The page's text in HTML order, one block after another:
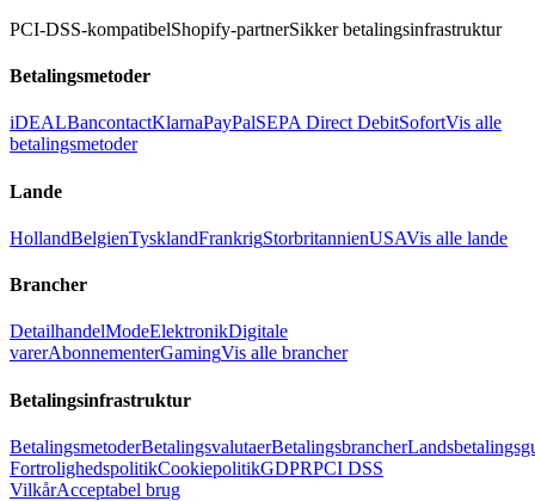
PCI-DSS-kompatibelShopify-partnerSikker betalingsinfrastruktur
Betalingsmetoder
iDEALBancontactKlarnaPayPalSEPA Direct DebitSofortVis alle
betalingsmetoder
Lande
HollandBelgienTysklandFrankrigStorbritannienUSAVis alle lande
Brancher
DetailhandelModeElektronikDigitale
varerAbonnementerGamingVis alle brancher
Betalingsinfrastruktur
BetalingsmetoderBetalingsvalutaerBetalingsbrancher
FortrolighedspolitikCookiepolitikGDPRPCI DSS
VilkårAcceptabel brug